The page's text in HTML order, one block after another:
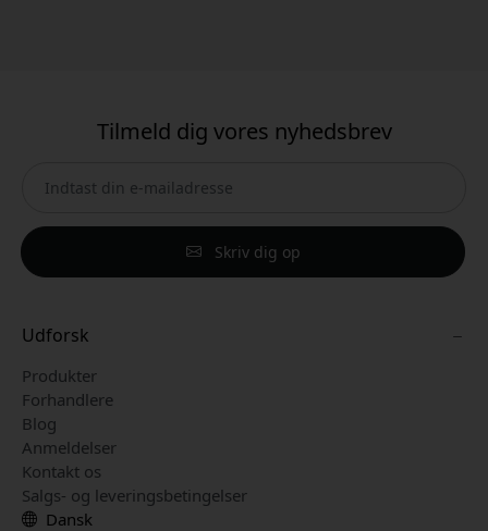
Tilmeld dig vores nyhedsbrev
Skriv dig op
Udforsk
Produkter
Forhandlere
Blog
Anmeldelser
Kontakt os
Salgs- og leveringsbetingelser
Dansk